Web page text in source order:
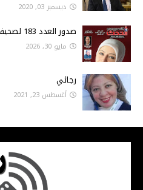
ديسمبر 03, 2020
صدور العدد 183 لصحيفة الحدث الاسبوعي من لندن
مايو 30, 2026
رجائي
أغسطس 23, 2021